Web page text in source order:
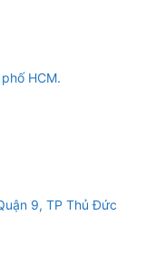
suất lốp van
khác nhau nhưng
HCM.
9, TP Thủ Đức